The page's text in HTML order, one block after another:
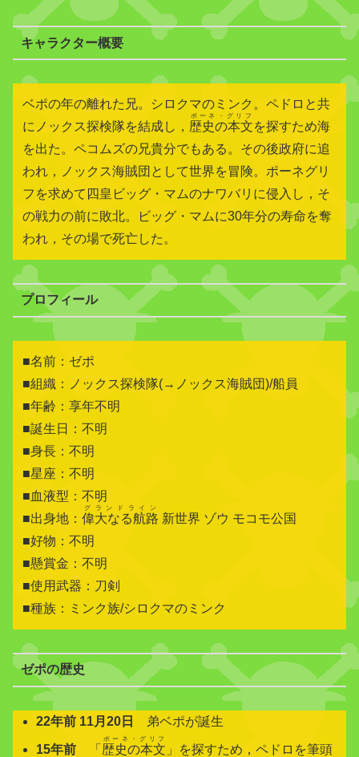
キャラクター概要
ベポの年の離れた兄。シロクマのミンク。ペドロと共
にノックス探検隊を結成し， 歴史の本文
ポーネ・グリフ
を探すため海
を出た。ペコムズの兄貴分でもある。その後政府に追
われ，ノックス海賊団として世界を冒険。ポーネグリ
フを求めて四皇ビッグ・マムのナワバリに侵入し，そ
の戦力の前に敗北。ビッグ・マムに30年分の寿命を奪
われ，その場で死亡した。
プロフィール
■名前：ゼポ
■組織：ノックス探検隊(→ノックス海賊団)/船員
■年齢：享年不明
■誕生日：不明
■身長：不明
■星座：不明
■血液型：不明
■出身地： 偉大なる航路
グランドライン
新世界 ゾウ モコモ公国
■好物：不明
■懸賞金：不明
■使用武器：刀剣
■種族：ミンク族/シロクマのミンク
ゼポの歴史
22年前 11月20日 弟ベポが誕生
15年前 「 歴史の本文
ポーネ・グリフ
」を探すため，ペドロを筆頭